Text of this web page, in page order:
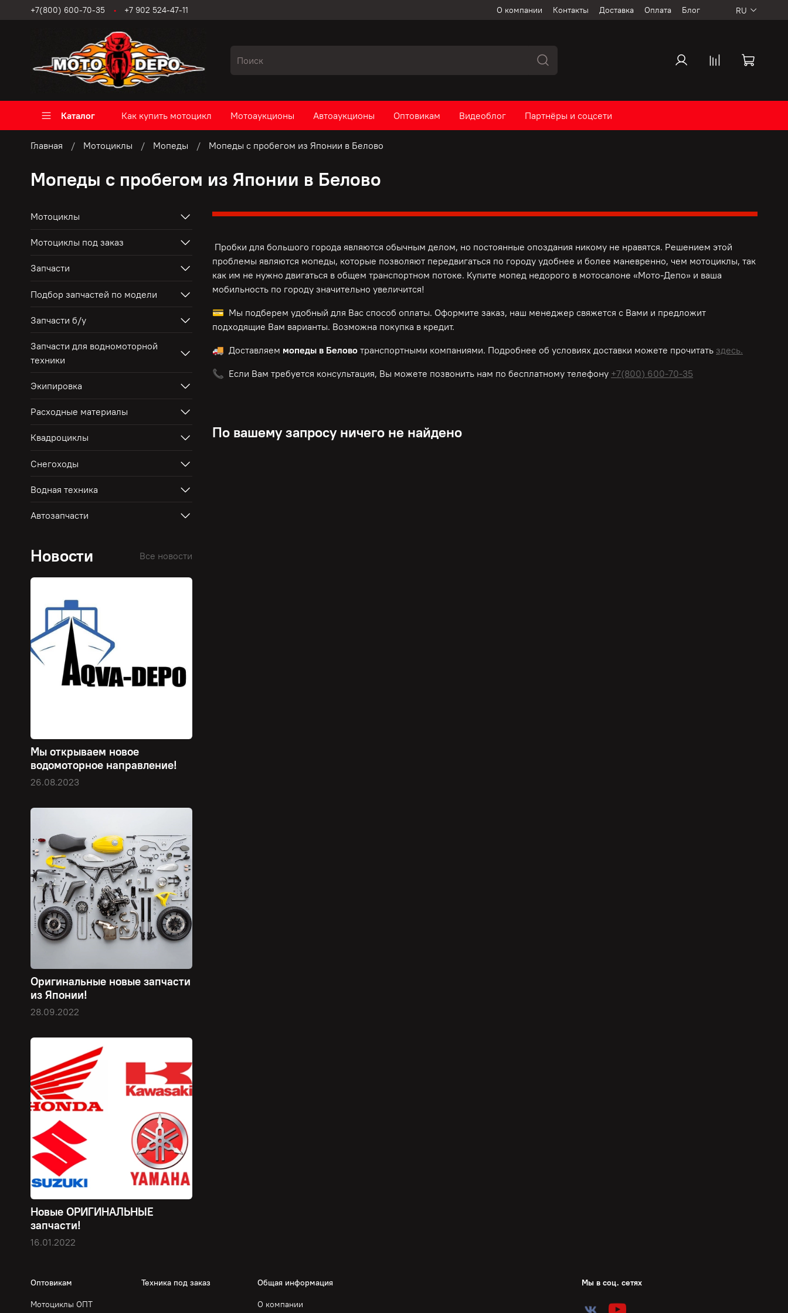
О компании Контакты Доставка Оплата Блог
+7(800) 600-70-35 +7 902 524-47-11 RU
Каталог Как купить мотоцикл Мотоаукционы Автоаукционы Оптовикам Видеоблог Партнёры и соцсети
Главная Мотоциклы Мопеды Мопеды с пробегом из Японии в Белово
Мопеды с пробегом из Японии в Белово
Пробки для большого города являются обычным делом, но постоянные опоздания никому не нравятся. Решением этой
проблемы являются мопеды, которые позволяют передвигаться по городу удобнее и более маневренно, чем мотоциклы, так
как им не нужно двигаться в общем транспортном потоке. Купите мопед недорого в мотосалоне «Мото-Депо» и ваша
мобильность по городу значительно увеличится!
💳 Мы подберем удобный для Вас способ оплаты. Оформите заказ, наш менеджер свяжется с Вами и предложит
подходящие Вам варианты. Возможна покупка в кредит.
🚚 Доставляем мопеды в Беловотранспортными компаниями. Подробнее об условиях доставки можете прочитать здесь.
📞 Если Вам требуется консультация, Вы можете позвонить нам по бесплатномутелефону +7(800) 600-70-35
По вашему запросу ничего не найдено
Мотоциклы
Мотоциклы под заказ
Запчасти
Подбор запчастей по модели
Запчасти б/у
Запчасти для водномоторной
техники
Экипировка
Расходные материалы
Квадроциклы
Снегоходы
Водная техника
Автозапчасти
Новости Все новости
Мы открываем новое
водомоторное направление!
26.08.2023
Оригинальные новые запчасти
из Японии!
28.09.2022
Новые ОРИГИНАЛЬНЫЕ
запчасти!
16.01.2022
Оптовикам
Мотоциклы ОПТ
Техника под заказ Общая информация
О компании
Мы в соц. сетях